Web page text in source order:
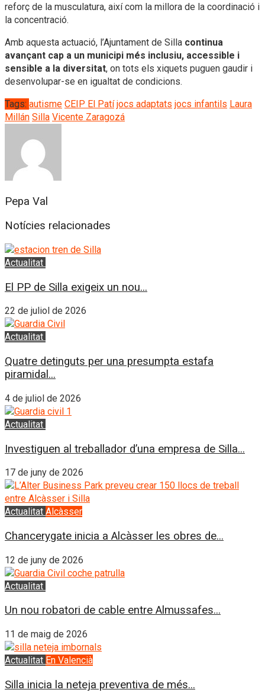
reforç de la musculatura, així com la millora de la coordinació i
la concentració.
Amb aquesta actuació, l’Ajuntament de Silla continua
avançant cap a un municipi més inclusiu, accessible i
sensible a la diversitat, on tots els xiquets puguen gaudir i
desenvolupar-se en igualtat de condicions.
Tags: autisme CEIP El Patí jocs adaptats jocs infantils Laura
Millán Silla Vicente Zaragozá
Pepa Val
Notícies relacionades
Actualitat
El PP de Silla exigeix un nou...
22 de juliol de 2026
Actualitat
Quatre detinguts per una presumpta estafa
piramidal...
4 de juliol de 2026
Actualitat
Investiguen al treballador d’una empresa de Silla...
17 de juny de 2026
Actualitat Alcàsser
Chancerygate inicia a Alcàsser les obres de...
12 de juny de 2026
Actualitat
Un nou robatori de cable entre Almussafes...
11 de maig de 2026
Actualitat En Valencià
Silla inicia la neteja preventiva de més...